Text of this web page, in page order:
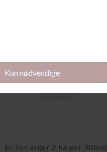
Bh Forlænger 2-hægter, Råhvid